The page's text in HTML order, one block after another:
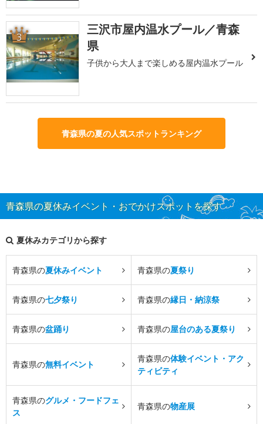
3
三沢市屋内温水プール／青森
県
子供から大人まで楽しめる屋内温水プール
青森県の夏の人気スポットランキング
青森県の夏休みイベント・おでかけスポットを探す
夏休みカテゴリから探す
青森県の夏休みイベント 青森県の夏祭り
青森県の七夕祭り 青森県の縁日・納涼祭
青森県の盆踊り 青森県の屋台のある夏祭り
青森県の無料イベント
青森県の体験イベント・アク
ティビティ
青森県のグルメ・フードフェ
ス
青森県の物産展